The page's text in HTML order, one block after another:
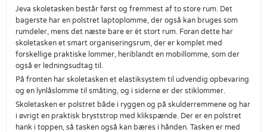
Jeva skoletasken består først og fremmest af to store rum. Det
bagerste har en polstret laptoplomme, der også kan bruges som
rumdeler, mens det næste bare er ét stort rum. Foran dette har
skoletasken et smart organiseringsrum, der er komplet med
forskellige praktiske lommer, heriblandt en mobillomme, som der
også er ledningsudtag til.
På fronten har skoletasken et elastiksystem til udvendig opbevaring
og en lynlåslomme til småting, og i siderne er der stiklommer.
Skoletasken er polstret både i ryggen og på skulderremmene og har
i øvrigt en praktisk bryststrop med klikspænde. Der er en polstret
hank i toppen, så tasken også kan bæres i hånden. Tasken er med